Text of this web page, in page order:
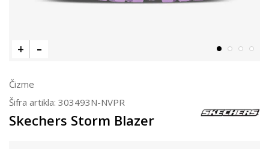
Čizme
Šifra artikla: 303493N-NVPR
Skechers Storm Blazer